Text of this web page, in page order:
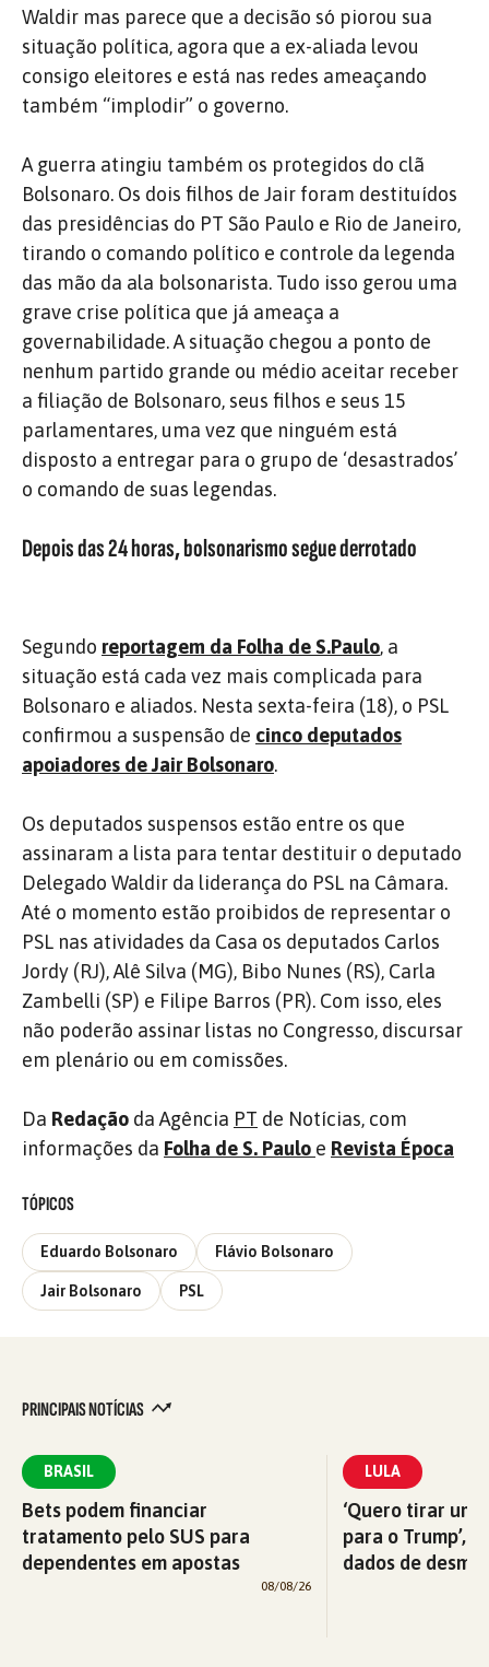
Waldir mas parece que a decisão só piorou sua
situação política, agora que a ex-aliada levou
consigo eleitores e está nas redes ameaçando
também “implodir” o governo.
A guerra atingiu também os protegidos do clã
Bolsonaro. Os dois filhos de Jair foram destituídos
das presidências do PT São Paulo e Rio de Janeiro,
tirando o comando político e controle da legenda
das mão da ala bolsonarista. Tudo isso gerou uma
grave crise política que já ameaça a
governabilidade. A situação chegou a ponto de
nenhum partido grande ou médio aceitar receber
a filiação de Bolsonaro, seus filhos e seus 15
parlamentares, uma vez que ninguém está
disposto a entregar para o grupo de ‘desastrados’
o comando de suas legendas.
Depois das 24 horas, bolsonarismo segue derrotado
Segundo reportagem da Folha de S.Paulo, a
situação está cada vez mais complicada para
Bolsonaro e aliados. Nesta sexta-feira (18), o PSL
confirmou a suspensão de cinco deputados
apoiadores de Jair Bolsonaro.
Os deputados suspensos estão entre os que
assinaram a lista para tentar destituir o deputado
Delegado Waldir da liderança do PSL na Câmara.
Até o momento estão proibidos de representar o
PSL nas atividades da Casa os deputados Carlos
Jordy (RJ), Alê Silva (MG), Bibo Nunes (RS), Carla
Zambelli (SP) e Filipe Barros (PR). Com isso, eles
não poderão assinar listas no Congresso, discursar
em plenário ou em comissões.
Da Redação da Agência PT de Notícias, com
informações da Folha de S. Paulo e Revista Época
TÓPICOS
Eduardo Bolsonaro Flávio Bolsonaro
Jair Bolsonaro PSL
PRINCIPAIS NOTÍCIAS
BRASIL
Bets podem financiar
tratamento pelo SUS para
dependentes em apostas
08/08/26
LULA
‘Quero tirar
para o Trump’,
dados de